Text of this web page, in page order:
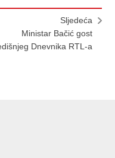
Sljedeća
Ministar Bačić gost
Dnevnika RTL-a